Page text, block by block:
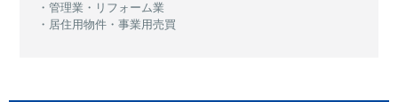
・管理業・リフォーム業
・居住用物件・事業用売買